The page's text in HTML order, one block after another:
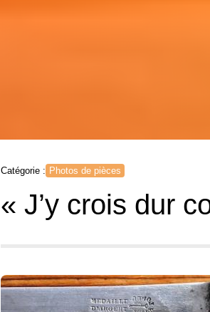
Catégorie : Photos de pièces
« J’y crois dur